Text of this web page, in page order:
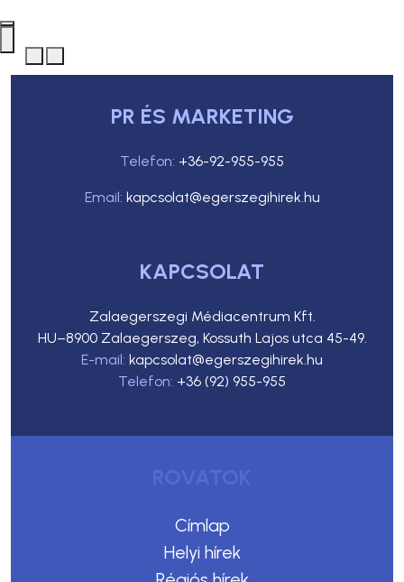
PR ÉS MARKETING
Telefon: +36-92-955-955
Email: kapcsolat@egerszegihirek.hu
KAPCSOLAT
Zalaegerszegi Médiacentrum Kft.
HU–8900 Zalaegerszeg, Kossuth Lajos utca 45-49.
E-mail: kapcsolat@egerszegihirek.hu
Telefon: +36 (92) 955-955
ROVATOK
Címlap
Helyi hírek